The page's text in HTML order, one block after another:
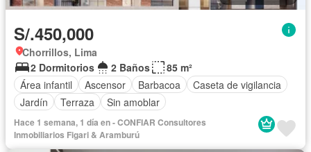
S/.450,000
Chorrillos, Lima
2 Dormitorios
2 Baños
85 m²
Área infantil
Ascensor Barbacoa
Caseta de vigilancia
Jardín
Terraza Sin amoblar
Hace 1 semana, 1 día en - CONFIAR Consultores
Inmobiliarios Figari & Aramburú